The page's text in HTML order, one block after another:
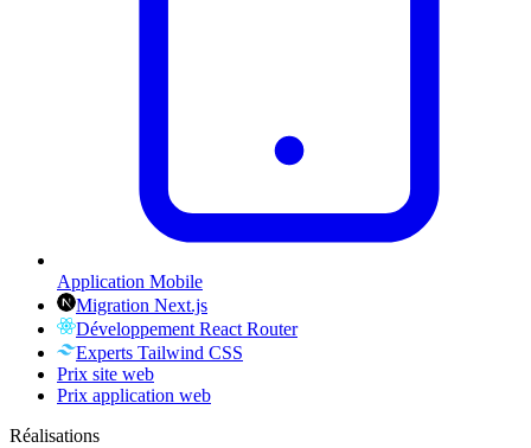
Application Mobile
Migration Next.js
Développement React Router
Experts Tailwind CSS
Prix site web
Prix application web
Réalisations